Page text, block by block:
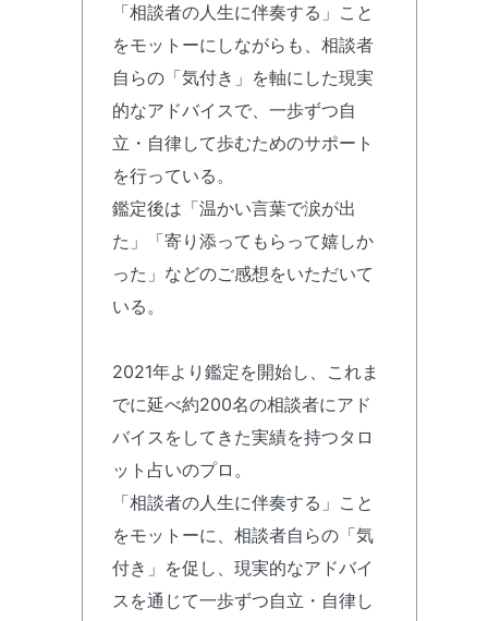
「相談者の人生に伴奏する」こと
をモットーにしながらも、相談者
自らの「気付き」を軸にした現実
的なアドバイスで、一歩ずつ自
立・自律して歩むためのサポート
を行っている。
鑑定後は「温かい言葉で涙が出
た」「寄り添ってもらって嬉しか
った」などのご感想をいただいて
いる。
2021年より鑑定を開始し、これま
でに延べ約200名の相談者にアド
バイスをしてきた実績を持つタロ
ット占いのプロ。
「相談者の人生に伴奏する」こと
をモットーに、相談者自らの「気
付き」を促し、現実的なアドバイ
スを通じて一歩ずつ自立・自律し